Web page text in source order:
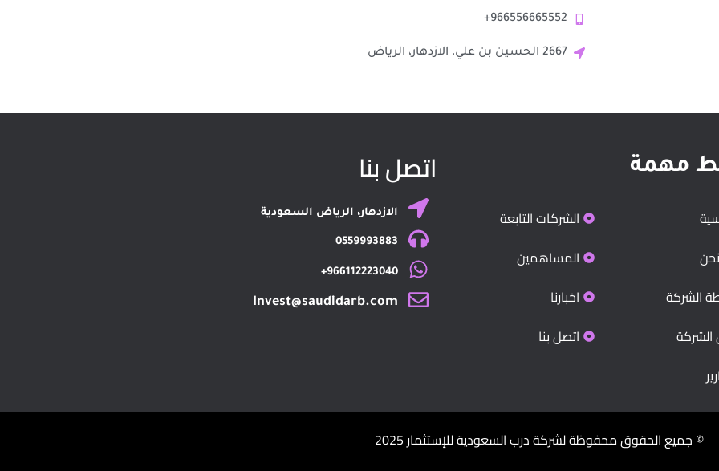
966556665552+
2667 الحسين بن علي، الازدهار، الرياض
مهمة
الشركة
الشركة
الشركات التابعة
المساهمين
اخبارنا
اتصل بنا
اتصل بنا
الازدهار، الرياض السعودية
0559993883
966112223040+
‪Invest@saudidarb.com
© جميع الحقوق محفوظة لشركة درب السعودية للإستثمار 2025